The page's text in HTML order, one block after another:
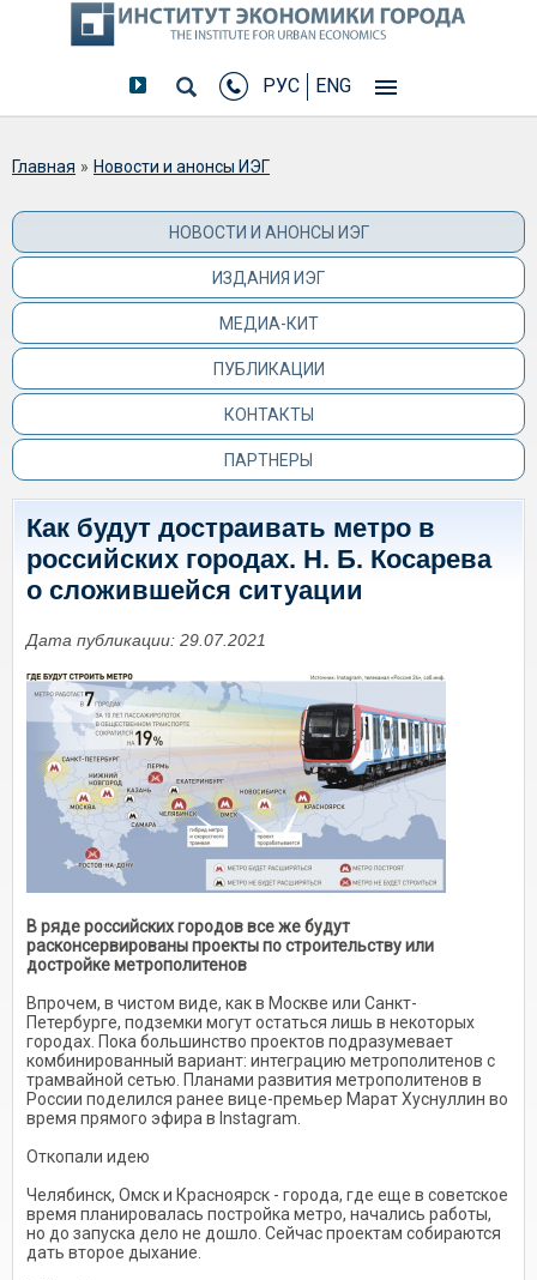
РУС ENG
Вы здесь
Главная » Новости и анонсы ИЭГ
НОВОСТИ И АНОНСЫ ИЭГ
ИЗДАНИЯ ИЭГ
МЕДИА-КИТ
ПУБЛИКАЦИИ
КОНТАКТЫ
ПАРТНЕРЫ
Как будут достраивать метро в
российских городах. Н. Б. Косарева
о сложившейся ситуации
Дата публикации: 29.07.2021
В ряде российских городов все же будут
расконсервированы проекты по строительству или
достройке метрополитенов
Впрочем, в чистом виде, как в Москве или Санкт-
Петербурге, подземки могут остаться лишь в некоторых
городах. Пока большинство проектов подразумевает
комбинированный вариант: интеграцию метрополитенов с
трамвайной сетью. Планами развития метрополитенов в
России поделился ранее вице-премьер Марат Хуснуллин во
время прямого эфира в Instagram.
Откопали идею
Челябинск, Омск и Красноярск - города, где еще в советское
время планировалась постройка метро, начались работы,
но до запуска дело не дошло. Сейчас проектам собираются
дать второе дыхание.